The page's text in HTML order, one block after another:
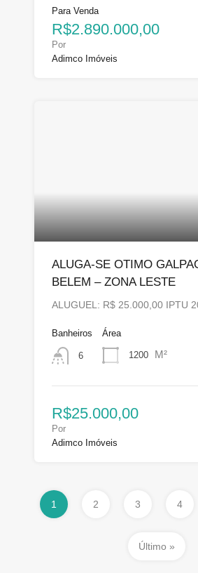
Para Venda
R$2.890.000,00
Por
Adimco Imóveis
ALUGA-SE OTIMO
BELEM – ZONA LESTE
ALUGUEL: R$ 25.000,00 IPTU
Banheiros
6
Área
1200 M²
R$25.000,00
Por
Adimco Imóveis
1 2 3 4
Último »